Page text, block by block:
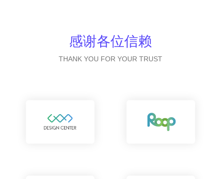
感谢各位信赖
THANK YOU FOR YOUR TRUST